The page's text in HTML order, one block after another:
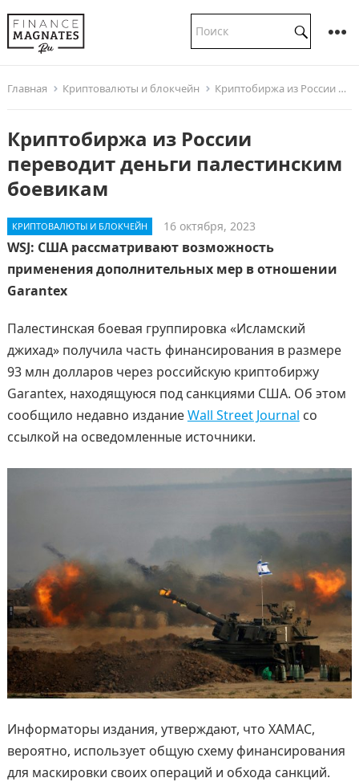
Главная Криптовалюты и блокчейн Криптобиржа из России переводит деньги палестинским боевикам
Криптобиржа из России
переводит деньги палестинским
боевикам
КРИПТОВАЛЮТЫ И БЛОКЧЕЙН 16 октября, 2023
WSJ: США рассматривают возможность
применения дополнительных мер в отношении
Garantex
Палестинская боевая группировка «Исламский
джихад» получила часть финансирования в размере
93 млн долларов через российскую криптобиржу
Garantex, находящуюся под санкциями США. Об этом
сообщило недавно изданиеWall Street Journal со
ссылкой на осведомленные источники.
Информаторы издания, утверждают, что ХАМАС,
вероятно, использует общую схему финансирования
для маскировки своих операций и обхода санкций.